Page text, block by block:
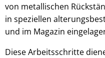
von metallischen
in speziellen
und im Magazin
Diese Arbeitsschritte